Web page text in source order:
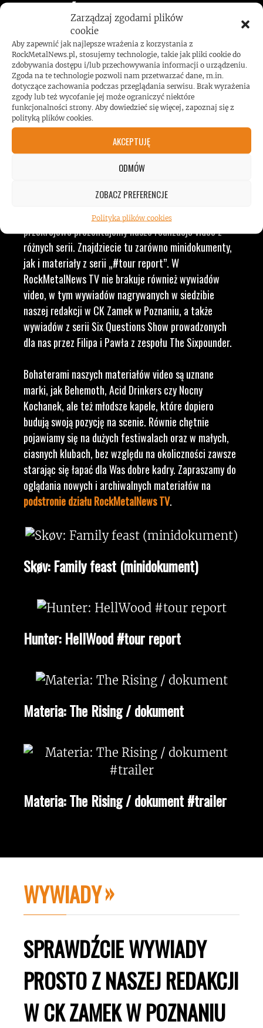
Zarządzaj zgodami plików
cookie
Aby zapewnić jak najlepsze wrażenia z korzystania z
RockMetalNews.pl, stosujemy technologie, takie jak pliki cookie do
zdobywania dostępu i/lub przechowywania informacji o urządzeniu.
Zgoda na te technologie pozwoli nam przetwarzać dane, m.in.
dotyczące zachowania podczas przeglądania serwisu. Brak wyrażenia
zgody lub też wycofanie jej może ograniczyć niektóre
funkcjonalności strony. Aby dowiedzieć się więcej, zapoznaj się z
polityką plików cookies.
AKCEPTUJĘ
ODMÓW
ZOBACZ PREFERENCJE
Polityka plików cookies
JESTEŚMY BLISKO
ZESPOŁÓW, KONCERTÓW I
LUDZI ZWIĄZANYCH Z
MUZYKĄ, BY DOSTARCZAĆ
WAM NAJLEPSZE TREŚCI
RockMetalNews TV to ogólny dział, w którym
przekrojowo prezentujemy nasze realizacje video z
różnych serii. Znajdziecie tu zarówno minidokumenty,
jak i materiały z serii „#tour report”. W
RockMetalNews TV nie brakuje również wywiadów
video, w tym wywiadów nagrywanych w siedzibie
naszej redakcji w CK Zamek w Poznaniu, a także
wywiadów z serii Six Questions Show prowadzonych
dla nas przez Filipa i Pawła z zespołu The Sixpounder.
Bohaterami naszych materiałów video są uznane
marki, jak Behemoth, Acid Drinkers czy Nocny
Kochanek, ale też młodsze kapele, które dopiero
budują swoją pozycję na scenie. Równie chętnie
pojawiamy się na dużych festiwalach oraz w małych,
ciasnych klubach, bez względu na okoliczności zawsze
starając się łapać dla Was dobre kadry. Zapraszamy do
oglądania nowych i archiwalnych materiałów na
podstronie działu RockMetalNews TV.
Skøv: Family feast (minidokument)
Hunter: HellWood #tour report
Materia: The Rising / dokument
Materia: The Rising / dokument #trailer
WYWIADY
SPRAWDŹCIE WYWIADY
PROSTO Z NASZEJ REDAKCJI
W CK ZAMEK W POZNANIU